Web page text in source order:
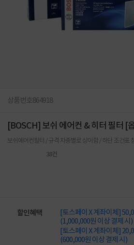
상품번호864918
[BOSCH] 보쉬 에어컨 & 히터 필터 [
보쉬에어컨필터 / 규격 차종별로 상이함 / 하단 조건표
38건
할인혜택
[토스페이 X 계좌이체]
(1,000,000원 이상 결제 시)
[토스페이 X 계좌이체]
(600,000원 이상 결제 시)